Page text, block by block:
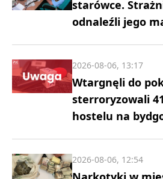
starówce.
odnaleźli jego
Wtargnęli do
sterroryzowali
hostelu na
2026-08-06, 13:17
2026-08-06, 12:54